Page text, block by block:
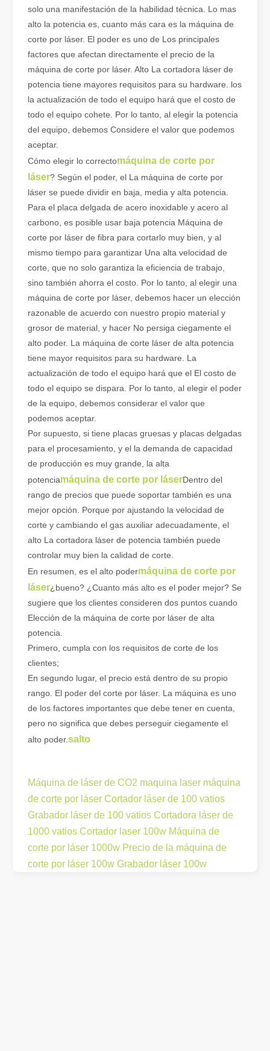
solo una manifestación de la habilidad técnica. Lo mas
alto la potencia es, cuanto más cara es la máquina de
corte por láser. El poder es uno de Los principales
factores que afectan directamente el precio de la
máquina de corte por láser. Alto La cortadora láser de
potencia tiene mayores requisitos para su hardware. los
la actualización de todo el equipo hará que el costo de
todo el equipo cohete. Por lo tanto, al elegir la potencia
del equipo, debemos Considere el valor que podemos
aceptar.
Cómo elegir lo correctomáquina de corte por
láser? Según el poder, el La máquina de corte por
láser se puede dividir en baja, media y alta potencia.
Para el placa delgada de acero inoxidable y acero al
carbono, es posible usar baja potencia Máquina de
corte por láser de fibra para cortarlo muy bien, y al
mismo tiempo para garantizar Una alta velocidad de
corte, que no solo garantiza la eficiencia de trabajo,
sino también ahorra el costo. Por lo tanto, al elegir una
máquina de corte por láser, debemos hacer un elección
razonable de acuerdo con nuestro propio material y
grosor de material, y hacer No persiga ciegamente el
alto poder. La máquina de corte láser de alta potencia
tiene mayor requisitos para su hardware. La
actualización de todo el equipo hará que el El costo de
todo el equipo se dispara. Por lo tanto, al elegir el poder
de la equipo, debemos considerar el valor que
podemos aceptar.
Por supuesto, si tiene placas gruesas y placas delgadas
para el procesamiento, y el la demanda de capacidad
de producción es muy grande, la alta
potenciamáquina de corte por láserDentro del
rango de precios que puede soportar también es una
mejor opción. Porque por ajustando la velocidad de
corte y cambiando el gas auxiliar adecuadamente, el
alto La cortadora láser de potencia también puede
controlar muy bien la calidad de corte.
En resumen, es el alto podermáquina de corte por
láser¿bueno? ¿Cuanto más alto es el poder mejor? Se
sugiere que los clientes consideren dos puntos cuando
Elección de la máquina de corte por láser de alta
potencia.
Primero, cumpla con los requisitos de corte de los
clientes;
En segundo lugar, el precio está dentro de su propio
rango. El poder del corte por láser. La máquina es uno
de los factores importantes que debe tener en cuenta,
pero no significa que debes perseguir ciegamente el
alto poder.salto
Máquina de láser de CO2 maquina laser máquina
de corte por láser Cortador láser de 100 vatios
Grabador láser de 100 vatios Cortadora láser de
1000 vatios Cortador laser 100w Máquina de
corte por láser 1000w Precio de la máquina de
corte por láser 100w Grabador láser 100w